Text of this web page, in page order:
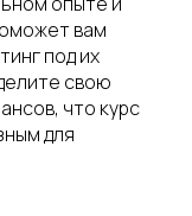
вам
под их
свою
что курс
для